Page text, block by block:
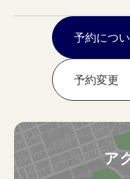
予約につ
予約変更
ア